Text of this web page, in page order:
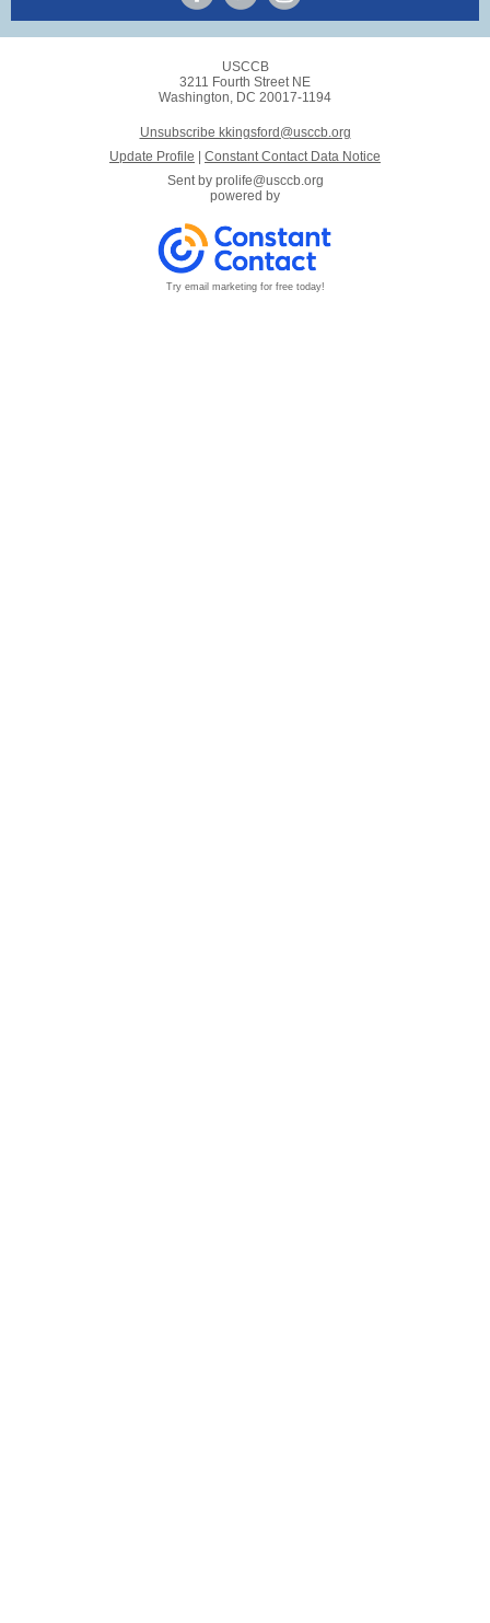
USCCB
3211 Fourth Street NE
Washington, DC 20017-1194
Unsubscribe kkingsford@usccb.org
Update Profile
Constant Contact Data Notice
Sent by prolife@usccb.org
powered by
Try email marketing for free today!